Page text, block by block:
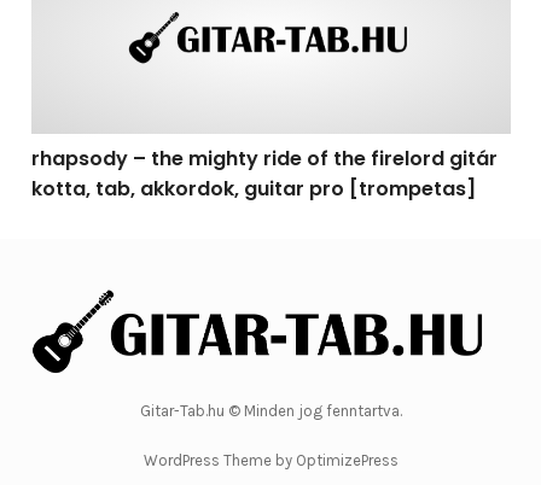
rhapsody – the mighty ride of the firelord gitár
kotta, tab, akkordok, guitar pro [trompetas]
Gitar-Tab.hu © Minden jog fenntartva.
WordPress Theme by OptimizePress